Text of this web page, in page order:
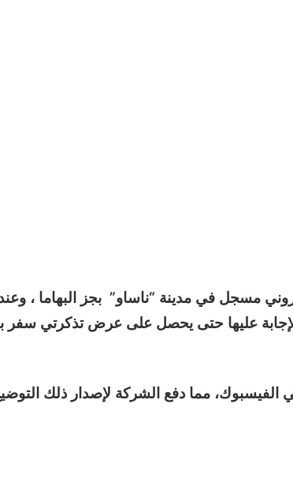
مسجل في مدينة “ناساو” بجز البهاما ،
عليها حتى يحصل على عرض تذكرتي سفر